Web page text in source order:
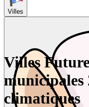
Villes
Villes
municipales
climatiques